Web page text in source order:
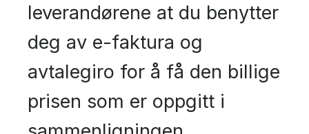
leverandørene at du benytter
deg av e-faktura og
avtalegiro for å få den billige
prisen som er oppgitt i